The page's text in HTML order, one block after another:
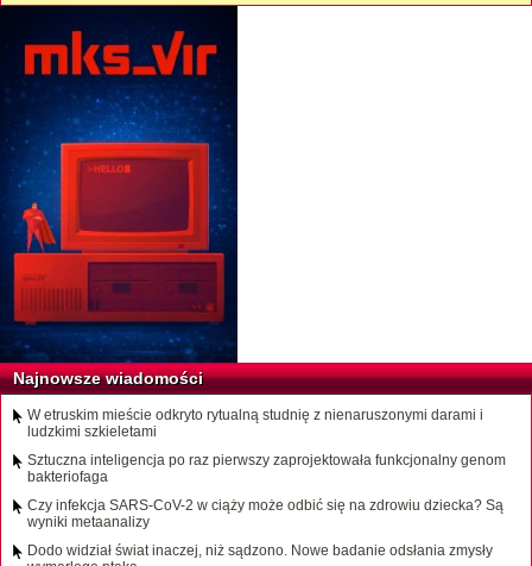
Najnowsze wiadomości
W etruskim mieście odkryto rytualną studnię z nienaruszonymi darami i
ludzkimi szkieletami
Sztuczna inteligencja po raz pierwszy zaprojektowała funkcjonalny genom
bakteriofaga
Czy infekcja SARS-CoV-2 w ciąży może odbić się na zdrowiu dziecka? Są
wyniki metaanalizy
Dodo widział świat inaczej, niż sądzono. Nowe badanie odsłania zmysły